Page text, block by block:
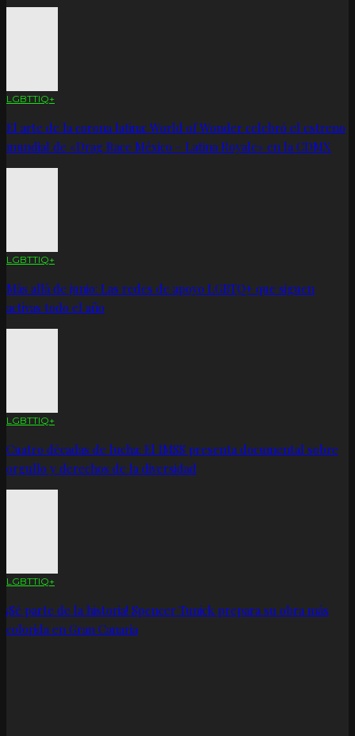
LGBTTIQ+
El arte de la corona latina: World of Wonder celebró el estreno
mundial de «Drag Race México – Latina Royale» en la CDMX
LGBTTIQ+
Más allá de junio: Las redes de apoyo LGBTQ+ que siguen
activas todo el año
LGBTTIQ+
Cuatro décadas de lucha: El IMSS presenta documental sobre
orgullo y derechos de la diversidad
LGBTTIQ+
¡Sé parte de la historia! Spencer Tunick prepara su obra más
colorida en Gran Canaria